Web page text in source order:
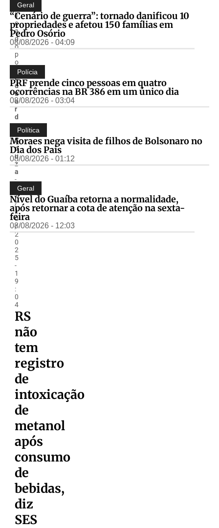
b
li
c
a
d
o
p
o
E
d
u
a
r
d
o
S
o
u
z
a
-
0
2
/
1
0
/
2
0
2
5
-
1
9
:
0
4
RS
não
tem
registro
de
intoxicação
de
metanol
após
consumo
de
bebidas,
diz
SES
Geral
“Cenário de guerra”: tornado danificou 10
propriedades e afetou 150 famílias em
Pedro Osório
08/08/2026 - 04:09
Polícia
PRF prende cinco pessoas em quatro
ocorrências na BR 386 em um único dia
08/08/2026 - 03:04
Política
Moraes nega visita de filhos de Bolsonaro no
Dia dos Pais
08/08/2026 - 01:12
Geral
Nível do Guaíba retorna a normalidade,
após retornar a cota de atenção na sexta-
feira
08/08/2026 - 12:03